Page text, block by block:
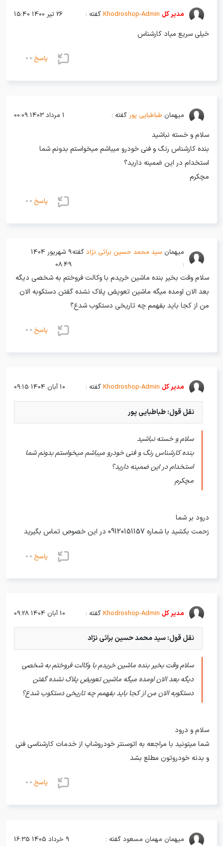
مدیر کل Khodroshop-Admin گفته : 26 تیر 1400 15:40
خیلی سریع میاد کارشناس
پاسخ
میهمان طباطبایی پور گفته : 1 مرداد 1403 00:09
سلام و خسته نباشید
بنده کارشناس رنگ و فنی خودرو میباشم میخواستم بدونم شما
استخدام در این ضمینه دارید؟
مچکرم
پاسخ
میهمان سید محمد حسین برائی نژاد گفته
:
9 شهریور 1404
08:49
سلام وقت بخیر بنده ماشین خریدم با وکالت فروختم به شخصی دیگه
بعد الان اومده میگه ماشین تعویض پلاک نشده گفتن دستکوبه الان
من از کجا باید بفهمم چه تاریخی دستکوب شدع؟
پاسخ
مدیر کل Khodroshop-Admin گفته : 10 آبان 1404 09:15
نقل قول: طباطبایی پور
سلام و خسته نباشید
بنده کارشناس رنگ و فنی خودرو میباشم میخواستم بدونم شما
استخدام در این ضمینه دارید؟
مچکرم
درود بر شما
زحمت بکشید با شماره 09120151157 در این خصوص تماس بگیرید
پاسخ
مدیر کل Khodroshop-Admin گفته : 10 آبان 1404 09:28
نقل قول: سید محمد حسین برائی نژاد
سلام وقت بخیر بنده ماشین خریدم با وکالت فروختم به شخصی
دیگه بعد الان اومده میگه ماشین تعویض پلاک نشده گفتن
دستکوبه الان من از کجا باید بفهمم چه تاریخی دستکوب شدع؟
سلام و درود
شما میتونید با مراجعه به اتوسنتر خودروشاپ از خدمات کارشناسی فنی
و بدنه خودروتون مطلع بشد
پاسخ
میهمان مهمان مسعود گفته : 9 خرداد 1405 16:35